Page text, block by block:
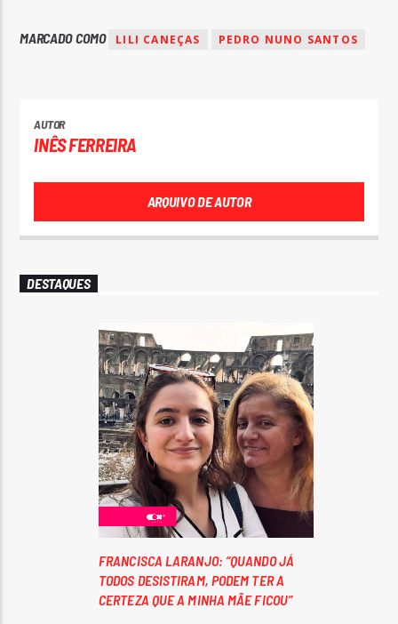
MARCADO COMO LILI CANEÇAS PEDRO NUNO SANTOS
AUTOR
INÊS FERREIRA
ARQUIVO DE AUTOR
DESTAQUES
FRANCISCA LARANJO: “QUANDO JÁ
TODOS DESISTIRAM, PODEM TER A
CERTEZA QUE A MINHA MÃE FICOU”